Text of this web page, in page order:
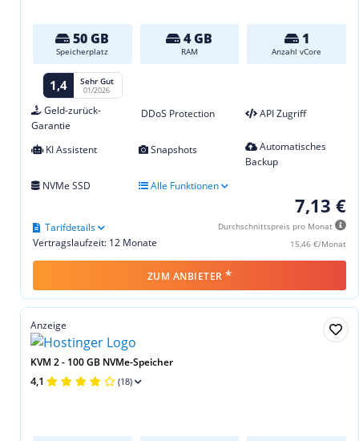
50 GB
Speicherplatz
4 GB
RAM
1
Anzahl vCore
1,4 Sehr Gut
01/2026
Geld-zurück-
Garantie
DDoS Protection API Zugriff
KI Assistent Snapshots
Automatisches
Backup
NVMe SSD
Alle Funktionen
7,13 €
Durchschnittspreis pro Monat
15,46 €/Monat
Vertragslaufzeit: 12 Monate
Tarifdetails
ZUM ANBIETER *
Anzeige
KVM 2 - 100 GB NVMe-Speicher
4,1 (18)